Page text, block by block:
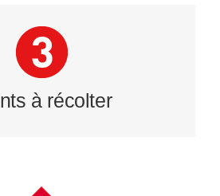
à récolter
= 20€ sur votre
bancaire